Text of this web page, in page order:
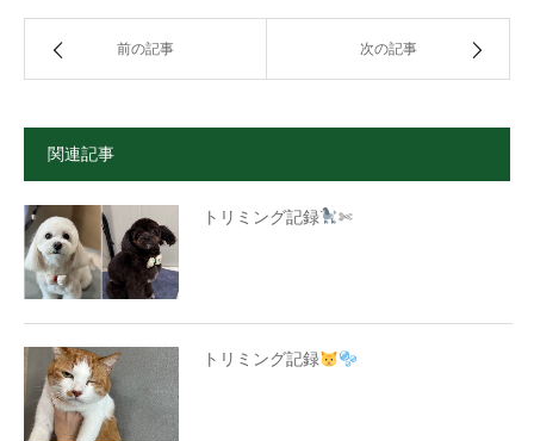
前の記事 次の記事
関連記事
トリミング記録 ✄
トリミング記録